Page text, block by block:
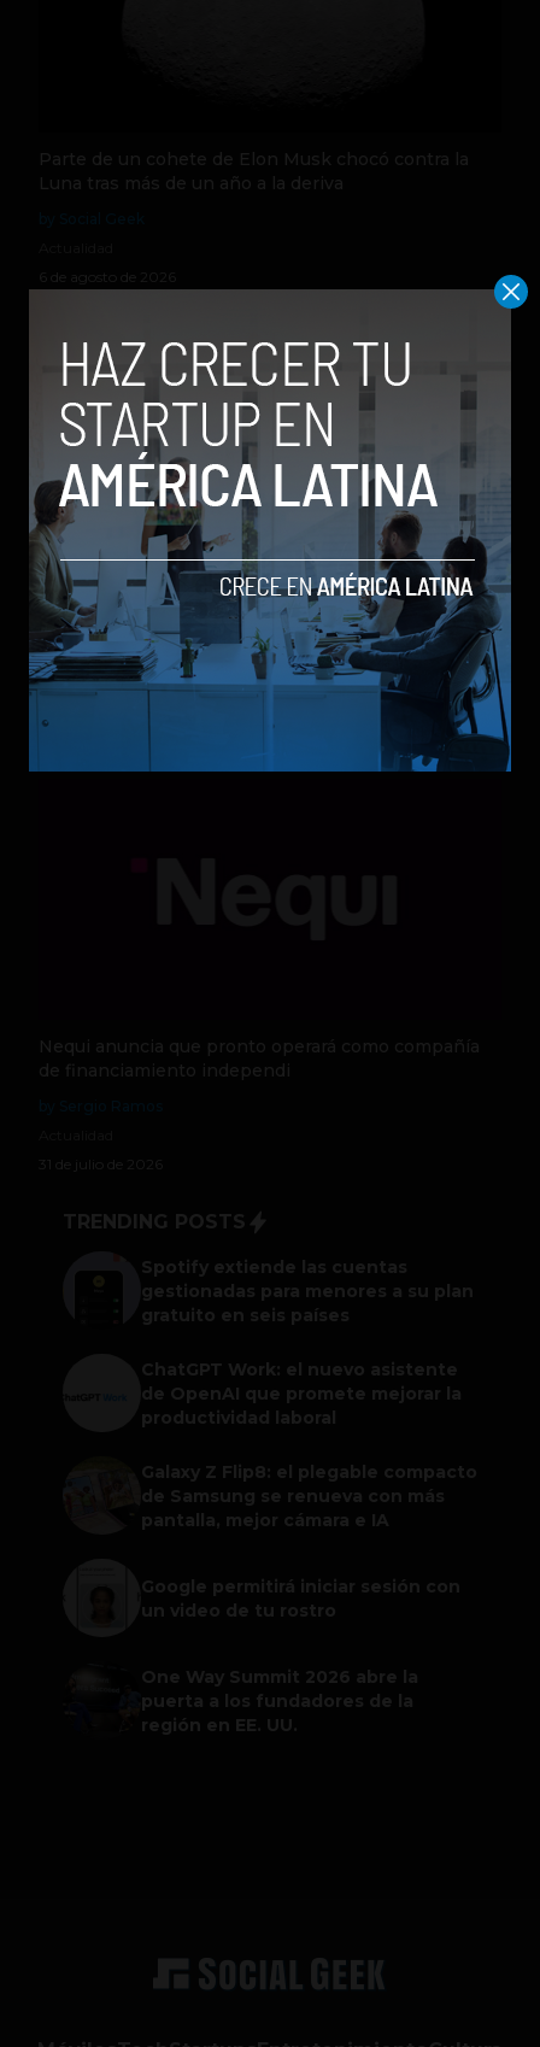
Parte de un cohete de Elon Musk chocó contra la
Luna tras más de un año a la deriva
6 de agosto de 2026
Qwen 3.8-Max, la nueva IA de Alibaba que desafía a
los modelos más poderosos
by Sergio Ramos
Actualidad
5 de agosto de 2026
Nequi anuncia que pronto operará como compañía
de financiamiento independi
31 de julio de 2026
TRENDING POSTS
Spotify extiende las cuentas
gestionadas para menores a su plan
gratuito en seis países
ChatGPT Work: el nuevo asistente
de OpenAI que promete mejorar la
productividad laboral
Galaxy Z Flip8: el plegable compacto
de Samsung se renueva con más
pantalla, mejor cámara e IA
Google permitirá iniciar sesión con
un video de tu rostro
One Way Summit 2026 abre la
puerta a los fundadores de la
región en EE. UU.